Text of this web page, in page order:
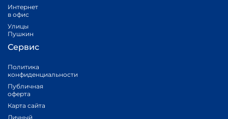
Интернет
в офис
Улицы
Пушкин
Сервис
Политика
конфиденциальности
Публичная
оферта
Карта сайта
Личный